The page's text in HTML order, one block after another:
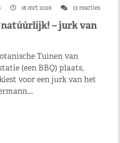
18 mrt 2026 13 reacties
natúúrlijk! – jurk van
Tuinen van
(een BBQ) plaats,
voor een jurk van het